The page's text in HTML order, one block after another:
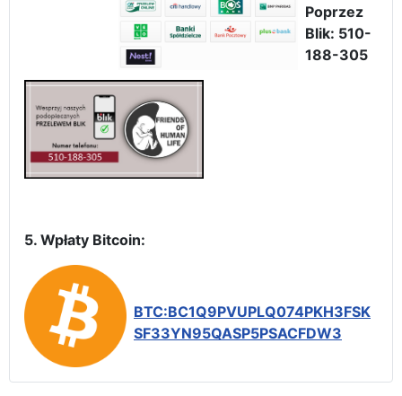
Poprzez
Blik: 510-
188-305
5. Wpłaty Bitcoin:
BTC:BC1Q9PVUPLQ074PKH3FSK
SF33YN95QASP5PSACFDW3